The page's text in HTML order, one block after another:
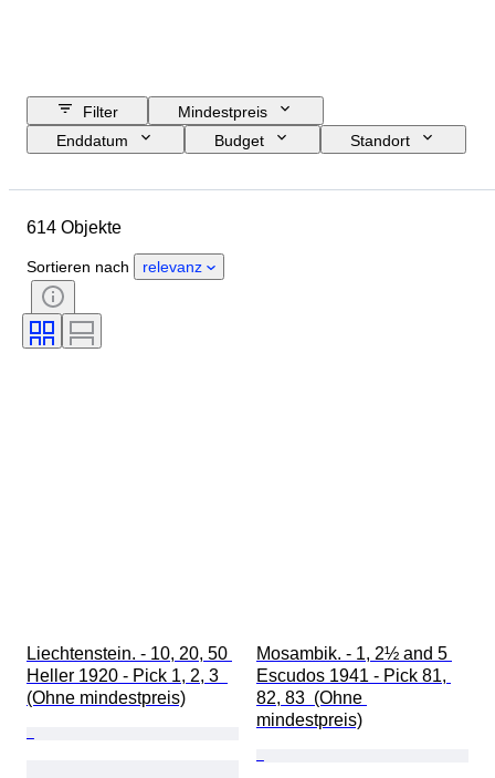
Filter
Mindestpreis
Enddatum
Budget
Standort
Währung
614 Objekte
Sortieren nach relevanz
Liechtenstein. - 10, 20, 50
Heller 1920 - Pick 1, 2, 3
(Ohne mindestpreis)
Mosambik. - 1, 2½ and 5
Escudos 1941 - Pick 81,
82, 83  (Ohne
mindestpreis)